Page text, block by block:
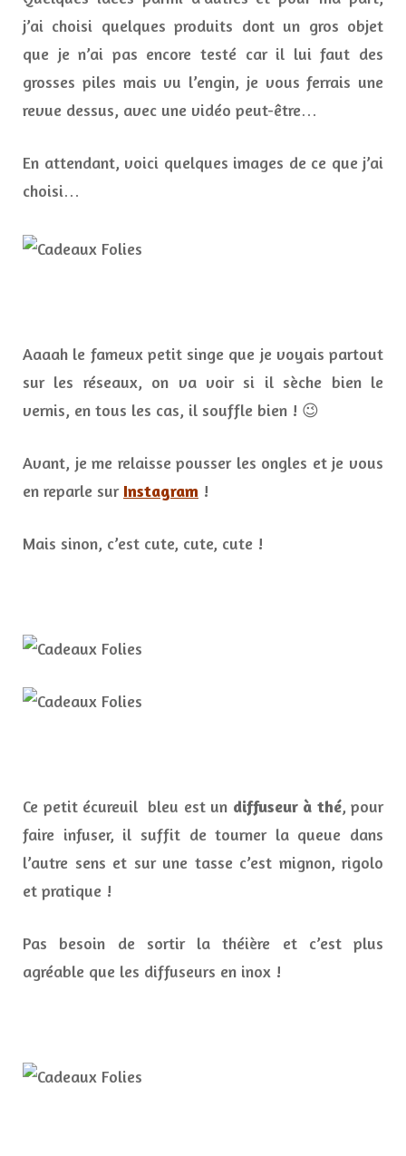
j’ai choisi quelques produits dont un gros objet
que je n’ai pas encore testé car il lui faut des
grosses piles mais vu l’engin, je vous ferrais une
revue dessus, avec une vidéo peut-être…
En attendant, voici quelques images de ce que j’ai
choisi…
Aaaah le fameux petit singe que je voyais partout
sur les réseaux, on va voir si il sèche bien le
vernis, en tous les cas, il souffle bien ! 😉
Avant, je me relaisse pousser les ongles et je vous
en reparle sur Instagram !
Mais sinon, c’est cute, cute, cute !
Ce petit écureuil bleu est un diffuseur à thé, pour
faire infuser, il suffit de tourner la queue dans
l’autre sens et sur une tasse c’est mignon, rigolo
et pratique !
Pas besoin de sortir la théière et c’est plus
agréable que les diffuseurs en inox !